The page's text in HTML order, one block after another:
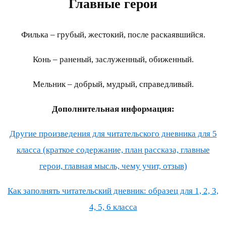
Главные герои
Филька – грубый, жестокий, после раскаявшийся.
Конь – раненый, заслуженный, обиженный.
Мельник – добрый, мудрый, справедливый.
Дополнительная информация:
Другие произведения для читательского дневника для 5
класса (краткое содержание, план рассказа, главные
герои, главная мысль, чему учит, отзыв)
Как заполнять читательский дневник: образец для 1, 2, 3,
4, 5, 6 класса